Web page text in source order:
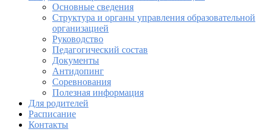
Основные сведения
Структура и органы управления образовательной
организацией
Руководство
Педагогический состав
Документы
Антидопинг
Соревнования
Полезная информация
Для родителей
Расписание
Контакты